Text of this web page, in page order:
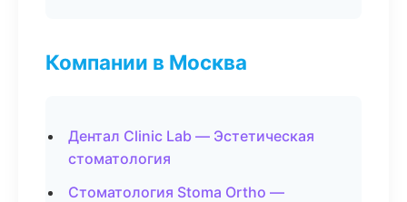
Компании в Москва
Дентал Clinic Lab — Эстетическая
стоматология
Стоматология Stoma Ortho —